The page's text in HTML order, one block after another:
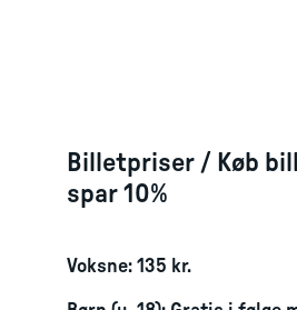
Billetpriser / Køb
spar 10%
Voksne: 135 kr.